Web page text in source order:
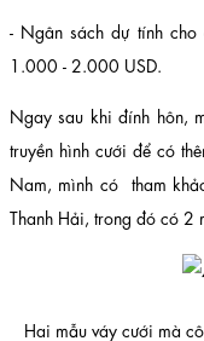
- Ngân sách dự tính
1.000 - 2.000 USD.
Ngay sau khi đính hôn,
truyền hình cưới để có
Nam, mình có tham
Thanh Hải, trong đó có 2
Hai mẫu váy cưới mà